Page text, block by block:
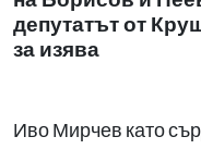
депутатът от
за изява
Иво Мирчев като